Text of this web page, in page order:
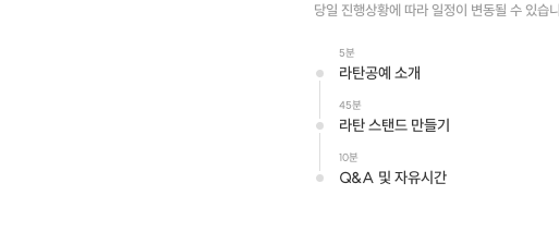
당일 진행상황에 따라 일정이 변동될 수 있습
5분
라탄공예 소개
45분
라탄 스탠드 만들기
10분
Q&A 및 자유시간